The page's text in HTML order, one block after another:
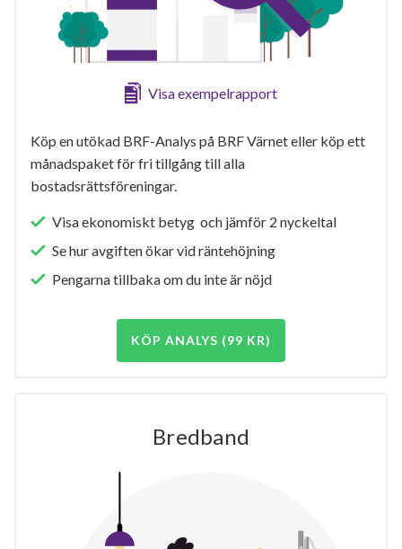
Visa exempelrapport
Köp en utökad BRF-Analys på BRF Värnet eller köp ett
månadspaket för fri tillgång till alla
bostadsrättsföreningar.
Visa ekonomiskt betyg och jämför 2 nyckeltal
Se hur avgiften ökar vid räntehöjning
Pengarna tillbaka om du inte är nöjd
KÖP ANALYS (99 KR)
Bredband